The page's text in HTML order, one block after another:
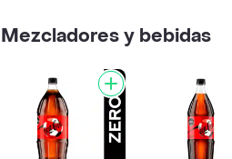
Mezcladores y bebidas